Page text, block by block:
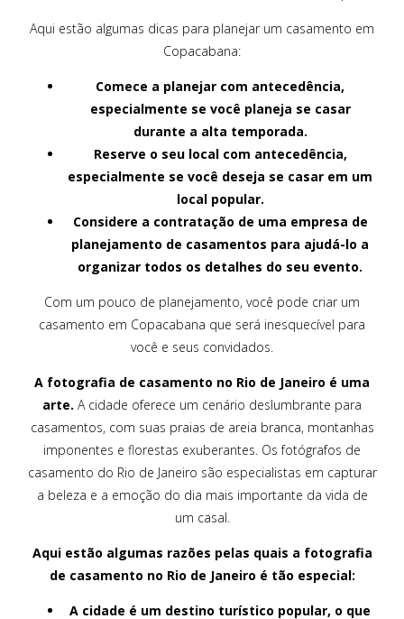
Aqui estão algumas dicas para planejar um casamento em
Copacabana:
Comece a planejar com antecedência,
especialmente se você planeja se casar
durante a alta temporada.
Reserve o seu local com antecedência,
especialmente se você deseja se casar em um
local popular.
Considere a contratação de uma empresa de
planejamento de casamentos para ajudá-lo a
organizar todos os detalhes do seu evento.
Com um pouco de planejamento, você pode criar um
casamento em Copacabana que será inesquecível para
você e seus convidados.
A fotografia de casamento no Rio de Janeiro é uma
arte. A cidade oferece um cenário deslumbrante para
casamentos, com suas praias de areia branca, montanhas
imponentes e florestas exuberantes. Os fotógrafos de
casamento do Rio de Janeiro são especialistas em capturar
a beleza e a emoção do dia mais importante da vida de
um casal.
Aqui estão algumas razões pelas quais a fotografia
de casamento no Rio de Janeiro é tão especial:
A cidade é um destino turístico popular, o que